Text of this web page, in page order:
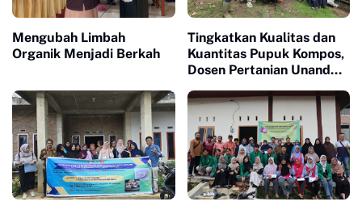
Mengubah Limbah
Organik Menjadi Berkah
Tingkatkan Kualitas dan
Kuantitas Pupuk Kompos,
Dosen Pertanian Unand
Sakato